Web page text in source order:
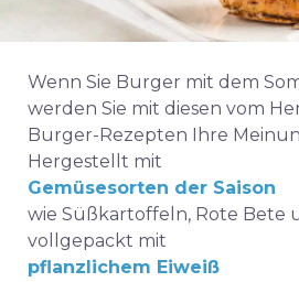
Wenn Sie Burger mit dem
werden Sie mit diesen vom
Burger-Rezepten Ihre
Hergestellt mit
Gemüsesorten der Saison
wie Süßkartoffeln, Rote Bete
vollgepackt mit
pflanzlichem Eiweiß